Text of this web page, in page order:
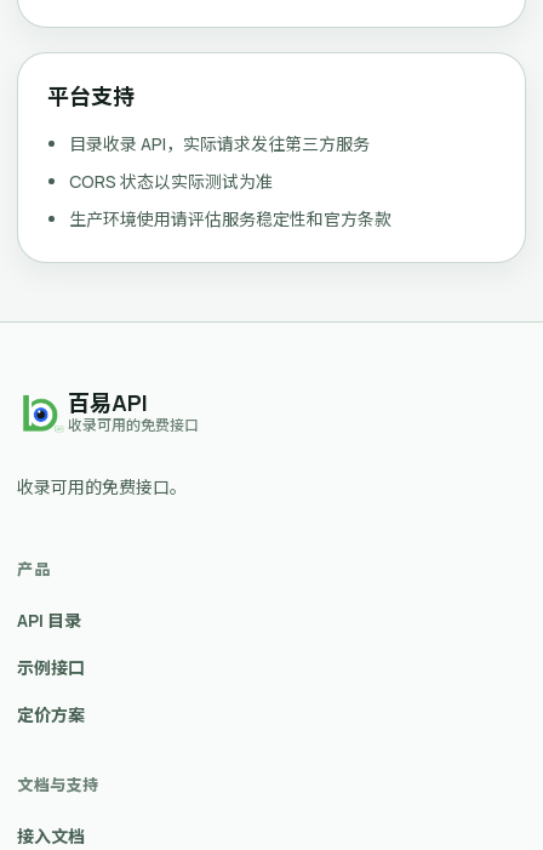
平台支持
目录收录 API，实际请求发往第三方服务
CORS 状态以实际测试为准
生产环境使用请评估服务稳定性和官方条款
百易API
收录可用的免费接口
收录可用的免费接口。
产品
API 目录
示例接口
定价方案
文档与支持
接入文档